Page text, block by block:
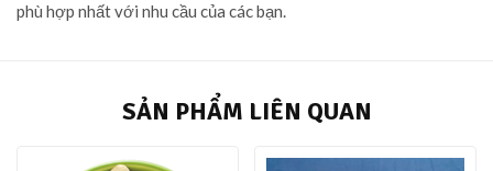
phù hợp nhất với nhu cầu của các bạn.
SẢN PHẨM LIÊN QUAN